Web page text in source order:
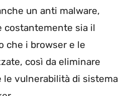
un anti malware,
costantemente sia il
che i browser e le
così da eliminare
vulnerabilità di sistema